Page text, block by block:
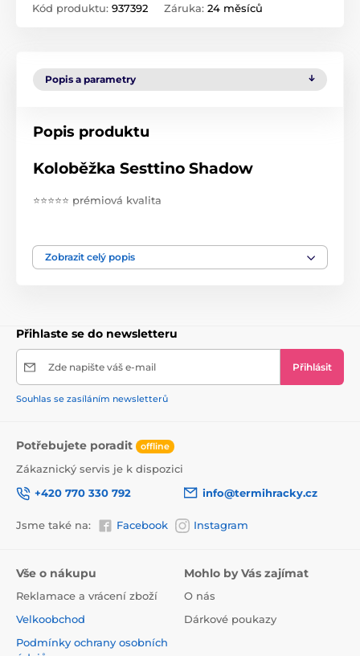
Kód produktu: 937392 Záruka: 24 měsíců
Popis a parametry
Popis produktu
Koloběžka Sesttino Shadow
⭐⭐⭐⭐⭐ prémiová kvalita
hmotnost uživatele až 100 kg
nožní brzda
Rychlé skládání
velká 200mm kola
sada nastavovacích klíčů
TÜV SÜD
Koloběžka Sesttino Shadow vytváří díky svému
modernímu designu harmonický nadčasový celek.
Výběrem koloběžky Shadow máte záruku nejen
vynikajícího zpracování, ale také toho, že konstrukce je
Zobrazit celý popis
Přihlaste se do newsletteru
Zde napište váš e-mail Přihlásit
Souhlas se zasíláním newsletterů
Potřebujete poradit offline
Zákaznický servis je k dispozici
+420 770 330 792
info@termihracky.cz
Jsme také na: Facebook Instagram
Vše o nákupu
Reklamace a vrácení zboží
Velkoobchod
Podmínky ochrany osobních
Mohlo by Vás zajímat
O nás
Dárkové poukazy